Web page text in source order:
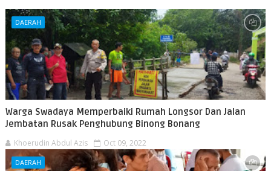
DAERAH
Warga Swadaya Memperbaiki Rumah Longsor Dan Jalan
Jembatan Rusak Penghubung Binong Bonang
Khoerudin Abdul Azis Oct 09, 2022
DAERAH